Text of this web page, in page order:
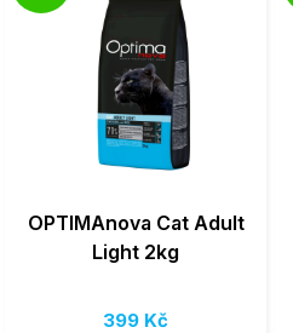
OPTIMAnova Cat Adult
Light 2kg
399 Kč